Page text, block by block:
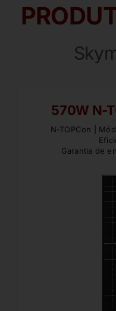
570W N-
N-TOPCon |
Garantia de